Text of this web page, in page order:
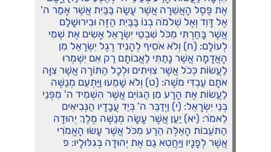
אֶת פֶּסֶל הָאֲשֵׁרָה אֲשֶׁר עָשָׂה בַּבַּיִת אֲשֶׁר אָמַר ה'
אֶל דָּוִד וְאֶל שְׁלֹמֹה בְנוֹ בַּבַּיִת הַזֶּה וּבִירוּשָׁלִַם
אֲשֶׁר בָּחַרְתִּי מִכֹּל שִׁבְטֵי יִשְׂרָאֵל אָשִׂים אֶת שְׁמִי
לְעוֹלָם: (ח) וְלֹא אֹסִיף לְהָנִיד רֶגֶל יִשְׂרָאֵל מִן
הָאֲדָמָה אֲשֶׁר נָתַתִּי לַאֲבוֹתָם רַק אִם יִשְׁמְרוּ
לַעֲשׂוֹת כְּכֹל אֲשֶׁר צִוִּיתִים וּלְכָל הַתּוֹרָה אֲשֶׁר צִוָּה
אֹתָם עַבְדִּי מֹשֶׁה: (ט) וְלֹא שָׁמֵעוּ וַיַּתְעֵם מְנַשֶּׁה
לַעֲשׂוֹת אֶת הָרָע מִן הַגּוֹיִם אֲשֶׁר הִשְׁמִיד ה' מִפְּנֵי
בְּנֵי יִשְׂרָאֵל: (י) וַיְדַבֵּר ה' בְּיַד עֲבָדָיו הַנְּבִיאִים
לֵאמֹר: (יא) יַעַן אֲשֶׁר עָשָׂה מְנַשֶּׁה מֶלֶךְ יְהוּדָה
הַתֹּעֵבוֹת הָאֵלֶּה הֵרַע מִכֹּל אֲשֶׁר עָשׂוּ הָאֱמֹרִי
אֲשֶׁר לְפָנָיו וַיַּחֲטִא גַם אֶת יְהוּדָה בְּגִלּוּלָיו: פ